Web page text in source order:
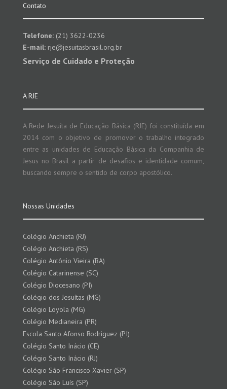
Contato
Telefone:(21) 3622-0236
E-mail:rje@jesuitasbrasil.org.br
Serviço de Cuidado e Proteção
A RJE
A Rede Jesuíta de Educação Básica (RJE) foi constituída em
2014 com o objetivo de promover o trabalho integrado
entre as unidades de Educação Básica da Companhia de
Jesus no Brasil a partir de desafios e identidade comum,
buscando sempre o sentido de corpo apostólico.
Nossas Unidades
Colégio Anchieta (RJ)
Colégio Anchieta (RS)
Colégio Antônio Vieira (BA)
Colégio Catarinense (SC)
Colégio Diocesano (PI)
Colégio dos Jesuítas (MG)
Colégio Loyola (MG)
Colégio Medianeira (PR)
Escola Santo Afonso Rodriguez (PI)
Colégio Santo Inácio (CE)
Colégio Santo Inácio (RJ)
Colégio São Francisco Xavier (SP)
Colégio São Luís (SP)